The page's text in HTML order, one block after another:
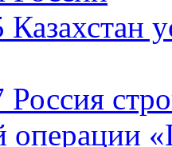
Казахстан
Россия
операции